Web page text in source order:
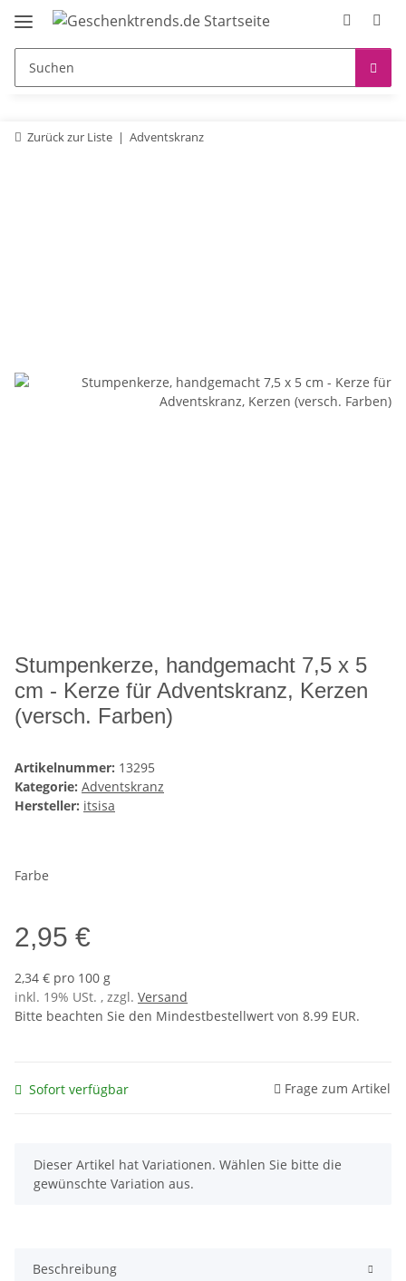
Zurück zur Liste Adventskranz
Stumpenkerze, handgemacht 7,5 x 5
cm - Kerze für Adventskranz, Kerzen
(versch. Farben)
Artikelnummer: 13295
Kategorie: Adventskranz
Hersteller: itsisa
Farbe
2,95 €
2,34 € pro 100 g
inkl. 19% USt. , zzgl. Versand
Bitte beachten Sie den Mindestbestellwert von 8.99 EUR.
Sofort verfügbar Frage zum Artikel
x
Dieser Artikel hat Variationen. Wählen Sie bitte die
gewünschte Variation aus.
Beschreibung